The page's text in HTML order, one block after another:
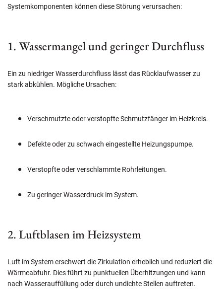
Systemkomponenten können diese Störung verursachen:
1. Wassermangel und geringer Durchfluss
Ein zu niedriger Wasserdurchfluss lässt das Rücklaufwasser zu
stark abkühlen. Mögliche Ursachen:
Verschmutzte oder verstopfte Schmutzfänger im Heizkreis.
Defekte oder zu schwach eingestellte Heizungspumpe.
Verstopfte oder verschlammte Rohrleitungen.
Zu geringer Wasserdruck im System.
2. Luftblasen im Heizsystem
Luft im System erschwert die Zirkulation erheblich und reduziert die
Wärmeabfuhr. Dies führt zu punktuellen Überhitzungen und kann
nach Wasserauffüllung oder durch undichte Stellen auftreten.